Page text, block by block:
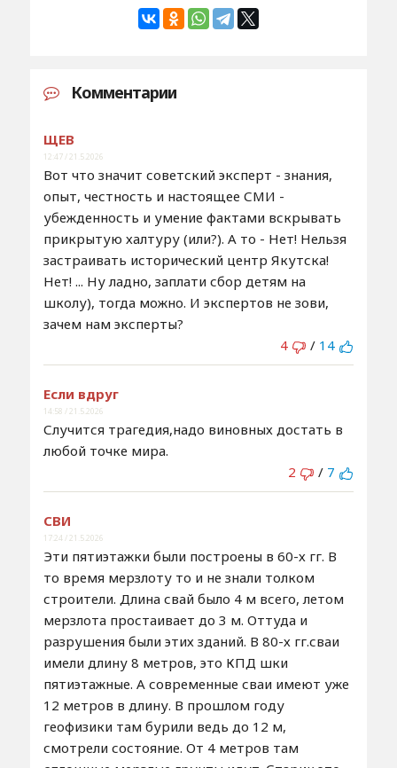
Комментарии
ЩЕВ
12:47 / 21.5.2026
Вот что значит советский эксперт - знания,
опыт, честность и настоящее СМИ -
убежденность и умение фактами вскрывать
прикрытую халтуру (или?). А то - Нет! Нельзя
застраивать исторический центр Якутска!
Нет! ... Ну ладно, заплати сбор детям на
школу), тогда можно. И экспертов не зови,
зачем нам эксперты?
4
/ 14
Если вдруг
14:58 / 21.5.2026
Случится трагедия,надо виновных достать в
любой точке мира.
2
/ 7
СВИ
17:24 / 21.5.2026
Эти пятиэтажки были построены в 60-х гг. В
то время мерзлоту то и не знали толком
строители. Длина свай было 4 м всего, летом
мерзлота простаивает до 3 м. Оттуда и
разрушения были этих зданий. В 80-х гг.сваи
имели длину 8 метров, это КПД шки
пятиэтажные. А современные сваи имеют уже
12 метров в длину. В прошлом году
геофизики там бурили ведь до 12 м,
смотрели состояние. От 4 метров там